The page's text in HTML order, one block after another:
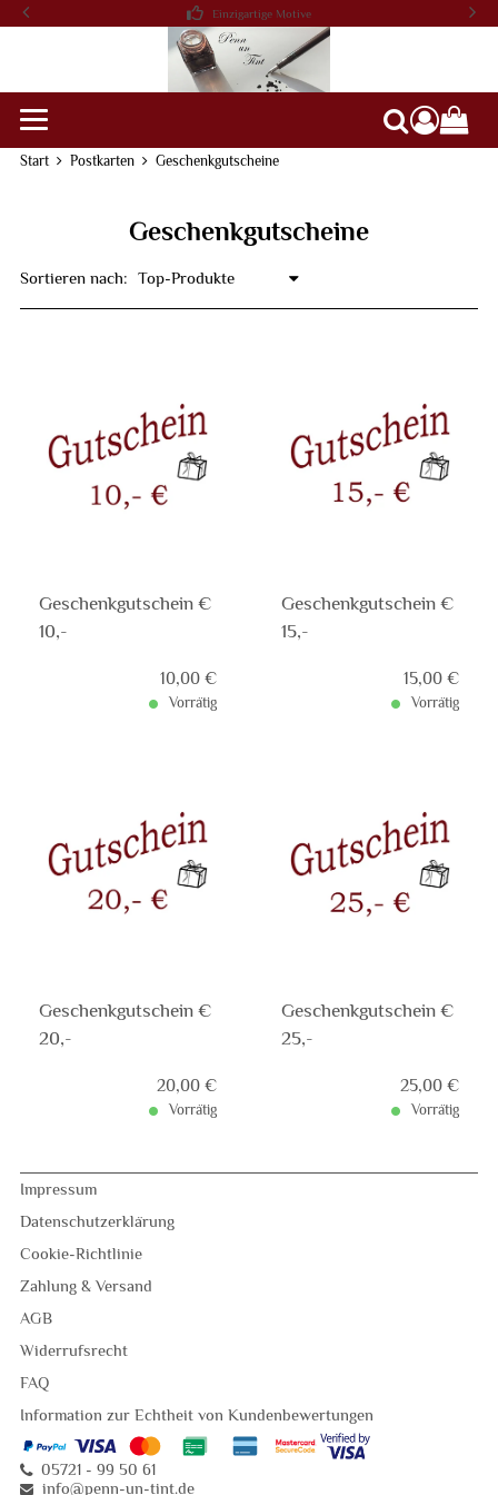
Einzigartige Motive
Suche
Start Postkarten Geschenkgutscheine
Geschenkgutscheine
Sortieren nach:
Geschenkgutschein €
10,-
Verkaufspreis: 10,00 €
10,00 €
Vorrätig
Geschenkgutschein €
15,-
15,00 €
Vorrätig
Geschenkgutschein €
20,-
Verkaufspreis: 20,00 €
20,00 €
Vorrätig
Geschenkgutschein €
25,-
25,00 €
Vorrätig
Impressum
Datenschutzerklärung
Cookie-Richtlinie
Zahlung & Versand
AGB
Widerrufsrecht
FAQ
Information zur Echtheit von Kundenbewertungen
05721 - 99 50 61
info@penn-un-tint.de